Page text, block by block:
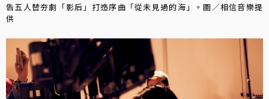
告五人替夯劇「影后」打造序曲「從未見過的海」。圖／相信音樂提
供